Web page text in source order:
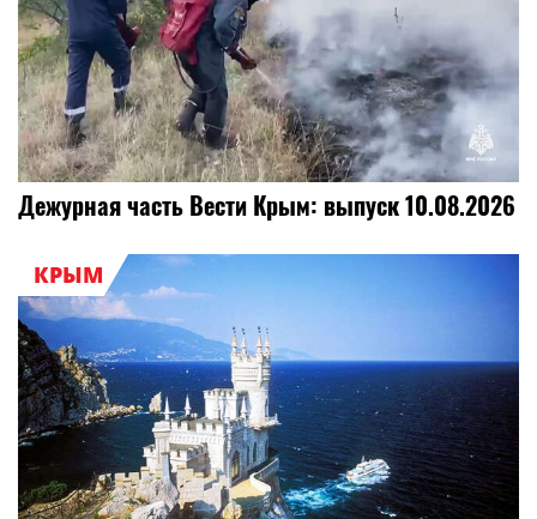
Дежурная часть Вести Крым: выпуск 10.08.2026
КРЫМ